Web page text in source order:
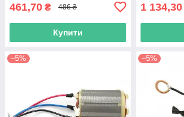
461,70 ₴ 486 ₴
Купити
1 134,30
–5% –5%